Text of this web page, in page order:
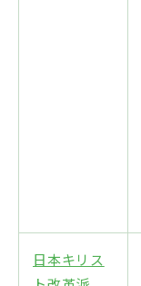
日本キリス